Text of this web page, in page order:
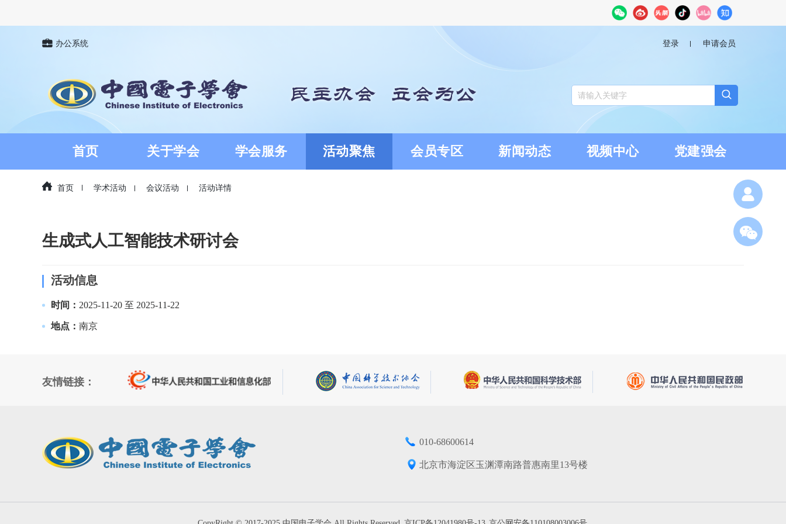
办公系统 登录 申请会员
首页 关于学会 学会服务 活动聚焦 会员专区 新闻动态 视频中心 党建强会
首页 学术活动 会议活动 活动详情
生成式人工智能技术研讨会
活动信息
时间： 2025-11-20 至 2025-11-22
地点： 南京
友情链接：
010-68600614
北京市海淀区玉渊潭南路普惠南里13号楼